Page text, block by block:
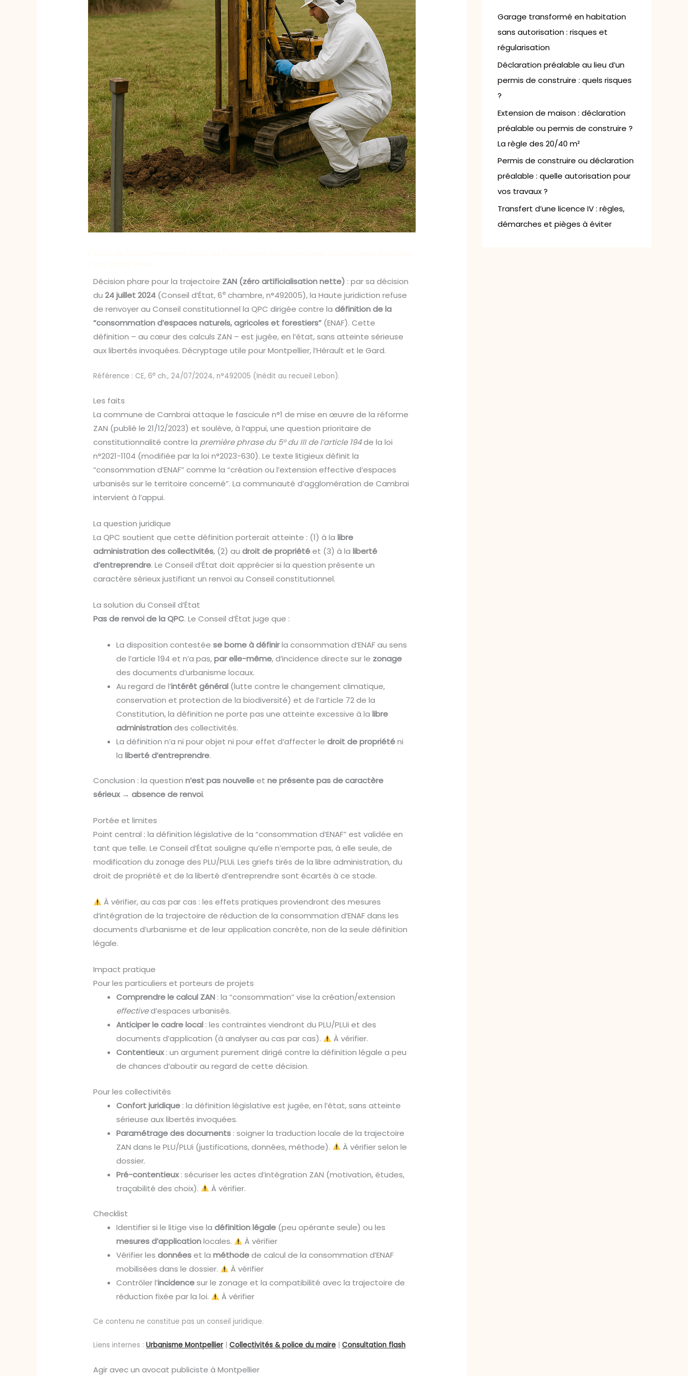
Décision phare pour la trajectoire ZAN (zéro artificialisation nette) : par sa décision
du24 juillet 2024 (Conseil d’État, 6e chambre, n°492005), la Haute juridiction refuse
de renvoyer au Conseil constitutionnel la QPC dirigée contre ladéfinition de la
“consommation d’espaces naturels, agricoles et forestiers” (ENAF). Cette
définition – au cœur des calculs ZAN – est jugée, en l’état, sans atteinte sérieuse
aux libertés invoquées. Décryptage utile pour Montpellier, l’Hérault et le Gard.
Référence : CE, 6e ch., 24/07/2024, n°492005 (Inédit au recueil Lebon).
Les faits
La commune de Cambrai attaque le fascicule n°1 de mise en œuvre de la réforme
ZAN (publié le 21/12/2023) et soulève, à l’appui, une question prioritaire de
constitutionnalité contre la première phrase du 5° du III de l’article 194de la loi
n°2021-1104 (modifiée par la loi n°2023-630). Le texte litigieux définit la
“consommation d’ENAF” comme la “création ou l’extension effective d’espaces
urbanisés sur le territoire concerné”. La communauté d’agglomération de Cambrai
intervient à l’appui.
La question juridique
La QPC soutient que cette définition porterait atteinte : (1) à lalibre
administration des collectivités, (2) audroit de propriétéet (3) à laliberté
d’entreprendre. Le Conseil d’État doit apprécier si la question présente un
caractère sérieux justifiant un renvoi au Conseil constitutionnel.
La solution du Conseil d’État
Pas de renvoi de la QPC. Le Conseil d’État juge que :
La disposition contestéese borne à définirla consommation d’ENAF au sens
de l’article 194 et n’a pas,par elle-même, d’incidence directe sur le zonage
des documents d’urbanisme locaux.
Au regard de l’intérêt général (lutte contre le changement climatique,
conservation et protection de la biodiversité) et de l’article 72 de la
Constitution, la définition ne porte pas une atteinte excessive à lalibre
administrationdes collectivités.
La définition n’a ni pour objet ni pour effet d’affecter ledroit de propriéténi
laliberté d’entreprendre.
Conclusion : la questionn’est pas nouvelleetne présente pas de caractère
sérieux→absence de renvoi.
Portée et limites
Point central : la définition législative de la “consommation d’ENAF” est validée en
tant que telle. Le Conseil d’État souligne qu’elle n’emporte pas, à elle seule, de
modification du zonage des PLU/PLUi. Les griefs tirés de la libre administration, du
droit de propriété et de la liberté d’entreprendre sont écartés à ce stade.
À vérifier, au cas par cas : les effets pratiques proviendront des mesures
d’intégration de la trajectoire de réduction de la consommation d’ENAF dans les
documents d’urbanisme et de leur application concrète, non de la seule définition
légale.
Impact pratique
Pour les particuliers et porteurs de projets
Comprendre le calcul ZAN : la “consommation” vise la création/extension
effectived’espaces urbanisés.
Anticiper le cadre local : les contraintes viendront du PLU/PLUi et des
documents d’application (à analyser au cas par cas).
À vérifier.
Contentieux: un argument purement dirigé contre la définition légale a peu
de chances d’aboutir au regard de cette décision.
Pour les collectivités
Confort juridique : la définition législative est jugée, en l’état, sans atteinte
sérieuse aux libertés invoquées.
Paramétrage des documents : soigner la traduction locale de la trajectoire
ZAN dans le PLU/PLUi (justifications, données, méthode).
À vérifier selon le
dossier.
Pré-contentieux: sécuriser les actes d’intégration ZAN (motivation, études,
traçabilité des choix).
À vérifier.
Checklist
Identifier si le litige vise ladéfinition légale (peu opérante seule) ou les
mesures d’applicationlocales.
À vérifier
Vérifier lesdonnéeset laméthodede calcul de la consommation d’ENAF
mobilisées dans le dossier.
À vérifier
Contrôler l’incidencesur le zonage et la compatibilité avec la trajectoire de
réduction fixée par la loi.
À vérifier
Ce contenu ne constitue pas un conseil juridique.
Liens internes :Urbanisme Montpellier |Collectivités & police du maire |Consultation flash
Agir avec un avocat publiciste à Montpellier
e
r
:
Garage transformé en habitation
sans autorisation : risques et
régularisation
Déclaration préalable au lieu d’un
permis de construire : quels risques
?
Extension de maison : déclaration
préalable ou permis de construire ?
La règle des 20/40 m²
Permis de construire ou déclaration
préalable : quelle autorisation pour
vos travaux ?
Transfert d’une licence IV : règles,
démarches et pièges à éviter